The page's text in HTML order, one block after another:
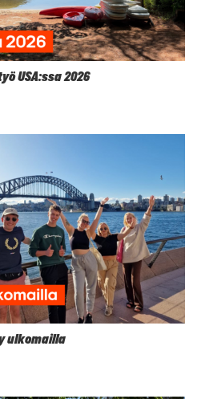
USA:ssa 2026
ulkomailla